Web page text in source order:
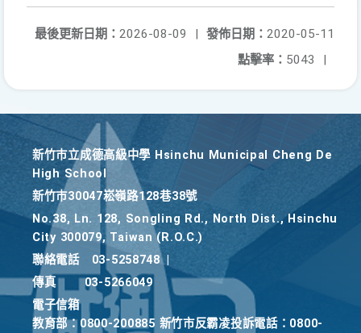
發佈日期： 2020-05-11
最後更新日期： 2026-08-09
|
點擊率： 5043 |
新竹巿立成德高級中學 Hsinchu Municipal Cheng De
High School
新竹巿30047崧嶺路128巷38號
No.38, Ln. 128, Songling Rd., North Dist., Hsinchu
City 300079, Taiwan (R.O.C.)
聯絡電話
03-5258748
傳真
03-5266049
電子信箱
教育部：0800-200885 新竹市反霸凌投訴電話：0800-